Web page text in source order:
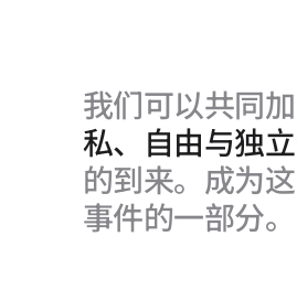
我们可以共同
私、自由与独
的到来。成为
事件的一部分。